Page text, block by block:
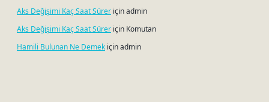
Aks Değişimi Kaç Saat Sürer içinadmin
Aks Değişimi Kaç Saat Sürer için Komutan
Hamili Bulunan Ne Demek içinadmin